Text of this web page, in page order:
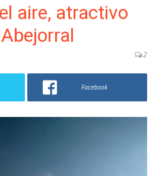
aire, atractivo
2
Facebook